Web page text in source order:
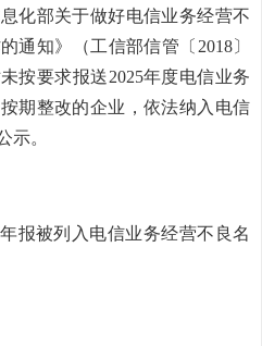
化部关于做好电信业务经营不
通知》（工信部信管〔2018〕
按要求报送2025年度电信业务
期整改的企业，依法纳入电信
示。
报被列入电信业务经营不良名